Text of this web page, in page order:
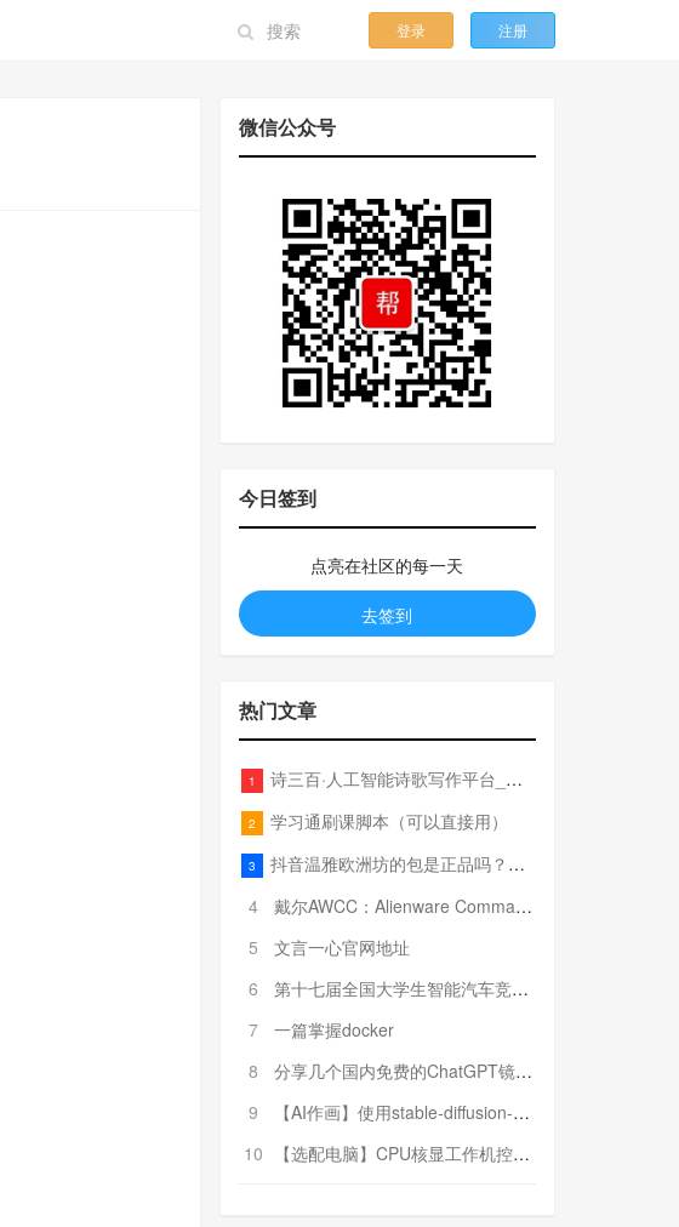
登录 注册
微信公众号
今日签到
点亮在社区的每一天
去签到
热门文章
1 诗三百·人工智能诗歌写作平台_在线作诗机_藏头诗生成器_电脑对联_姓名作诗
2 学习通刷课脚本（可以直接用）
3
抖音温雅欧洲坊的包是正品吗？温雅卖的包为啥那么便宜？
4
戴尔AWCC：Alienware Command Center 故障排除方法，里面附有超全详解呦，快来快来，欢迎观看~
5
文言一心官网地址
6
第十七届全国大学生智能汽车竞赛全国总决赛参赛队伍奖项公告
7
一篇掌握docker
8
分享几个国内免费的ChatGPT镜像网址(亲测有效-4月25日更新)
9
【AI作画】使用stable-diffusion-webui搭建AI作画平台
10
【选配电脑】CPU核显工作机控制预算5000